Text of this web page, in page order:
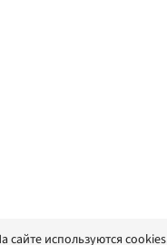
сайте используются